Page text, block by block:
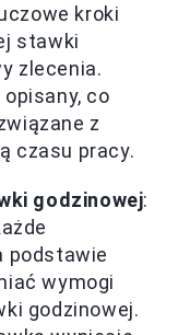
kroki
stawki
zlecenia.
opisany, co
z
czasu pracy.
godzinowej:
podstawie
wymogi
godzinowej.